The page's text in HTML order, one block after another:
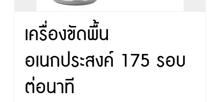
เครื่องขัดพื้น
อเนกประสงค์ 175 รอบ
ต่อนาที